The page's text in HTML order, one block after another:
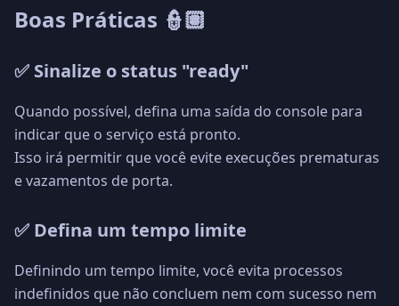
Boas Práticas 👮🏽
✅ Sinalize o status "ready"
Quando possível, defina uma saída do console para
indicar que o serviço está pronto.
Isso irá permitir que você evite execuções prematuras
e vazamentos de porta.
✅ Defina um tempo limite
Definindo um tempo limite, você evita processos
indefinidos que não concluem nem com sucesso nem